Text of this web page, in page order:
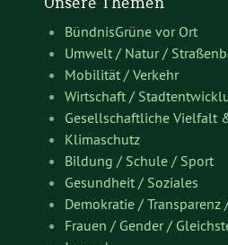
BündnisGrüne vor Ort
Umwelt / Natur /
Mobilität / Verkehr
Wirtschaft /
Gesellschaftliche Vielfalt
Klimaschutz
Bildung / Schule / Sport
Gesundheit / Soziales
Demokratie /
Frauen / Gender /